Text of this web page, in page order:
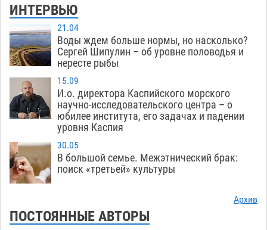
ИНТЕРВЬЮ
21.04
Воды ждем больше нормы, но насколько?
Сергей Шипулин – об уровне половодья и
нересте рыбы
15.09
И.о. директора Каспийского морского
научно-исследовательского центра – о
юбилее института, его задачах и падении
уровня Каспия
30.05
В большой семье. Межэтнический брак:
поиск «третьей» культуры
Архив
ПОСТОЯННЫЕ АВТОРЫ